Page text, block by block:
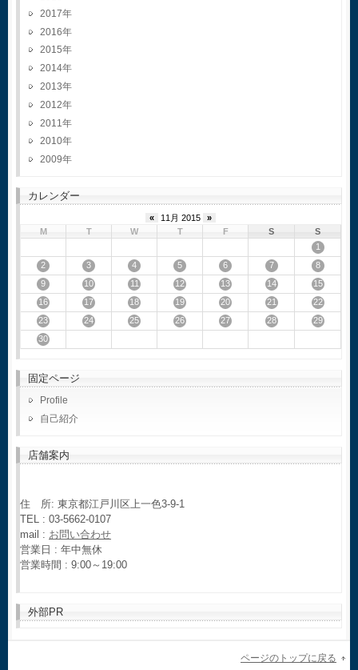
2017
2016
2015
2014
2013
2012
2011
2010
2009
カレンダー
« 11月 2015
»
M
T W T F S
S
1
2
3 4 5 6 7
8
9
10 11 12 13 14
15
16
17 18 19 20 21
22
23
24 25 26 27 28
29
30
固定ページ
Profile
自己紹介
店舗案内
住 所: 東京都江戸川区上一色3-9-1
TEL : 03-5662-0107
mail : お問い合わせ
営業日 : 年中無休
営業時間 : 9:00～19:00
外部PR
ページのトップに戻る